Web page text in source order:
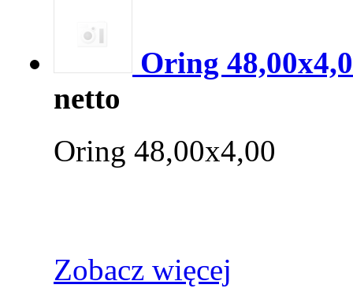
Oring
netto
Oring 48,00x4,00
Zobacz więcej